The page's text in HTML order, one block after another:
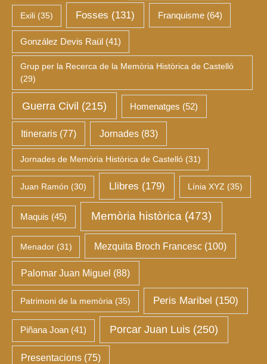
Exili(35) Fosses (131) Franquisme(64)
González Devis Raül (41)
Grup per la Recerca de la Memòria Històrica de Castelló
(29)
Guerra Civil (215) Homenatges (52)
Itineraris (77) Jornades(83)
Jornades de Memòria Històrica de Castelló(31)
Juan Ramón (30) Llibres (179) Línia XYZ (35)
Maquis (45) Memòria històrica (473)
Menador(31) Mezquita Broch Francesc(100)
Palomar Juan Miguel (88)
Patrimoni de la memòria (35) Peris Maribel (150)
Piñana Joan (41) Porcar Juan Luis (250)
Presentacions (75)